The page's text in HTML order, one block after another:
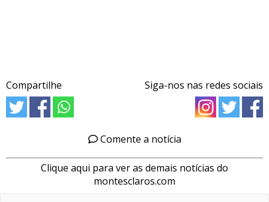
Compartilhe Siga-nos nas redes sociais
Comente a notícia
Clique aqui para ver as demais notícias do
montesclaros.com